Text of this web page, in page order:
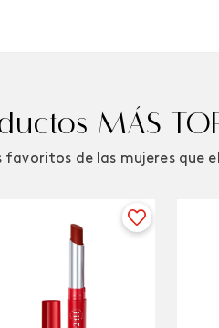
MÁS
favoritos de las mujeres que